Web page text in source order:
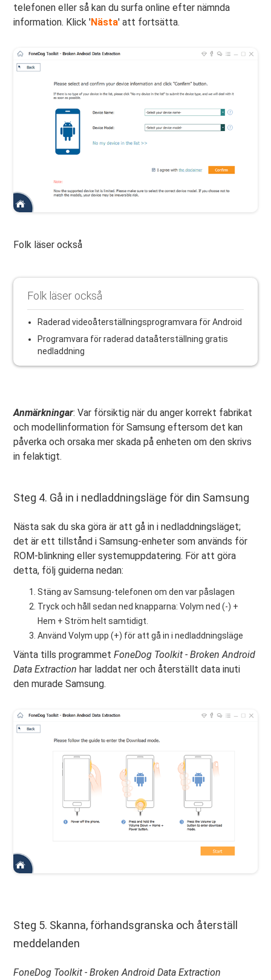
telefonen eller så kan du surfa online efter nämnda
information. Klick 'Nästa' att fortsätta.
Folk läser också
Folk läser också
Raderad videoåterställningsprogramvara för Android
Programvara för raderad dataåterställning gratis
nedladdning
Anmärkningar: Var försiktig när du anger korrekt fabrikat
och modellinformation för Samsung eftersom det kan
påverka och orsaka mer skada på enheten om den skrivs
in felaktigt.
Steg 4. Gå in i nedladdningsläge för din Samsung
Nästa sak du ska göra är att gå in i nedladdningsläget;
det är ett tillstånd i Samsung-enheter som används för
ROM-blinkning eller systemuppdatering. För att göra
detta, följ guiderna nedan:
Stäng av Samsung-telefonen om den var påslagen
Tryck och håll sedan ned knapparna: Volym ned (-) +
Hem + Ström helt samtidigt.
Använd Volym upp (+) för att gå in i nedladdningsläge
Vänta tills programmetFoneDog Toolkit - Broken Android
Data Extractionhar laddat ner och återställt data inuti
den murade Samsung.
Steg 5. Skanna, förhandsgranska och återställ
meddelanden
FoneDog Toolkit - Broken Android Data Extraction